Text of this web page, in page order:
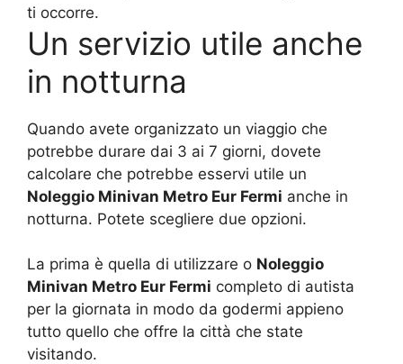
ti occorre.
Un servizio utile anche
in notturna
Quando avete organizzato un viaggio che
potrebbe durare dai 3 ai 7 giorni, dovete
calcolare che potrebbe esservi utile un
Noleggio Minivan Metro Eur Fermi anche in
notturna. Potete scegliere due opzioni.
La prima è quella di utilizzare o Noleggio
Minivan Metro Eur Fermi completo di autista
per la giornata in modo da godermi appieno
tutto quello che offre la città che state
visitando.